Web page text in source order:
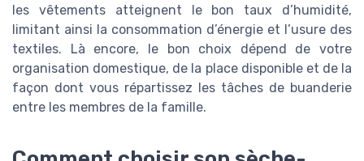
les vêtements atteignent le bon taux d’humidité,
limitant ainsi la consommation d’énergie et l’usure des
textiles. Là encore, le bon choix dépend de votre
organisation domestique, de la place disponible et de la
façon dont vous répartissez les tâches de buanderie
entre les membres de la famille.